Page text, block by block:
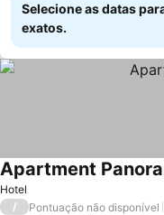
Selecione as datas
exatos.
Hotel
Apartment
/ Pontuação não disponível